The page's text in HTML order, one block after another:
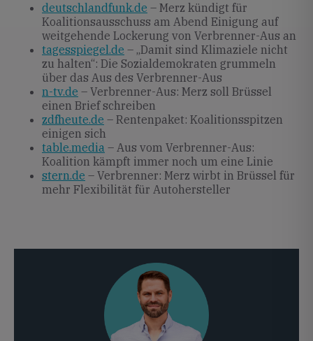
deutschlandfunk.de – Merz kündigt für
Koalitionsausschuss am Abend Einigung auf
weitgehende Lockerung von Verbrenner-Aus an
tagesspiegel.de – „Damit sind Klimaziele nicht
zu halten“: Die Sozialdemokraten grummeln
über das Aus des Verbrenner-Aus
n-tv.de – Verbrenner-Aus: Merz soll Brüssel
einen Brief schreiben
zdfheute.de – Rentenpaket: Koalitionsspitzen
einigen sich
table.media – Aus vom Verbrenner-Aus:
Koalition kämpft immer noch um eine Linie
stern.de – Verbrenner: Merz wirbt in Brüssel für
mehr Flexibilität für Autohersteller